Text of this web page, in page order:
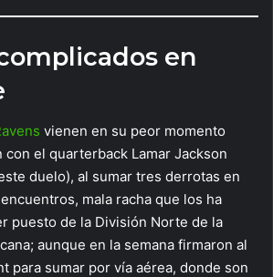
en
vienen en su peor momento
el quarterback Lamar Jackson
duelo), al sumar tres derrotas en
mala racha que los ha
puesto de la División Norte de la
aunque en la semana firmaron al
para sumar por vía aérea, donde son